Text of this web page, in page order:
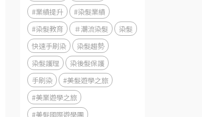
#業績提升
#染髮業績
#染髮教育
＃潮流染髮
染髮
快速手刷染
染髮趨勢
染髮護理
染後髮保護
手刷染
#美髮遊學之旅
#美業遊學之旅
#美髮國際遊學團